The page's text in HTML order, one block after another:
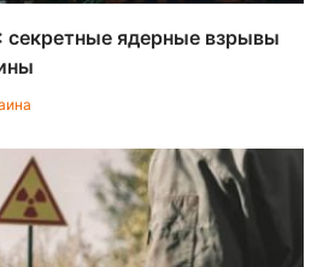
ядерные взрывы